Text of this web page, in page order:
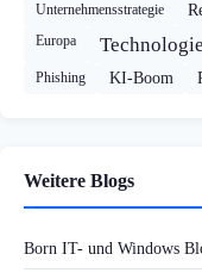
Unternehmensstrategie
Europa Technologie
Phishing KI-Boom
Weitere Blogs
Born IT- und Windows